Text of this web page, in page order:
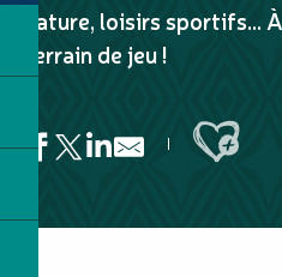
nature, loisirs sportifs…
terrain de jeu !
Ajouter